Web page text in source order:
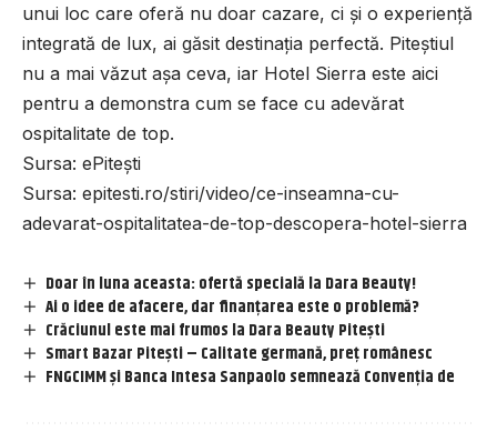
unui loc care oferă nu doar cazare, ci și o experiență
integrată de lux, ai găsit destinația perfectă. Piteștiul
nu a mai văzut așa ceva, iar Hotel Sierra este aici
pentru a demonstra cum se face cu adevărat
ospitalitate de top.
Sursa: ePitești
Sursa: epitesti.ro/stiri/video/ce-inseamna-cu-
adevarat-ospitalitatea-de-top-descopera-hotel-sierra
Doar în luna aceasta: ofertă specială la Dara Beauty!
Ai o idee de afacere, dar finanțarea este o problemă?
Crăciunul este mai frumos la Dara Beauty Pitești
Smart Bazar Pitești – Calitate germană, preț românesc
FNGCIMM și Banca Intesa Sanpaolo semnează Convenția de